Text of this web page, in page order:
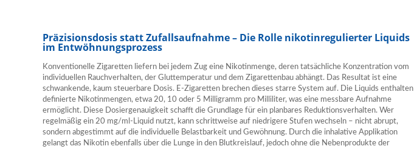
Präzisionsdosis statt Zufallsaufnahme – Die Rolle nikotinregulierter Liquids
im Entwöhnungsprozess
Konventionelle Zigaretten liefern bei jedem Zug eine Nikotinmenge, deren tatsächliche Konzentration vom
individuellen Rauchverhalten, der Gluttemperatur und dem Zigarettenbau abhängt. Das Resultat ist eine
schwankende, kaum steuerbare Dosis. E-Zigaretten brechen dieses starre System auf. Die Liquids enthalten
definierte Nikotinmengen, etwa 20, 10 oder 5 Milligramm pro Milliliter, was eine messbare Aufnahme
ermöglicht. Diese Dosiergenauigkeit schafft die Grundlage für ein planbares Reduktionsverhalten. Wer
regelmäßig ein 20 mg/ml-Liquid nutzt, kann schrittweise auf niedrigere Stufen wechseln – nicht abrupt,
sondern abgestimmt auf die individuelle Belastbarkeit und Gewöhnung. Durch die inhalative Applikation
gelangt das Nikotin ebenfalls über die Lunge in den Blutkreislauf, jedoch ohne die Nebenprodukte der